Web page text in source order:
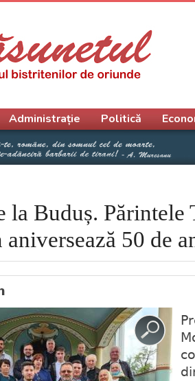
la Buduș. Părintele
50 de
Administrație Politică